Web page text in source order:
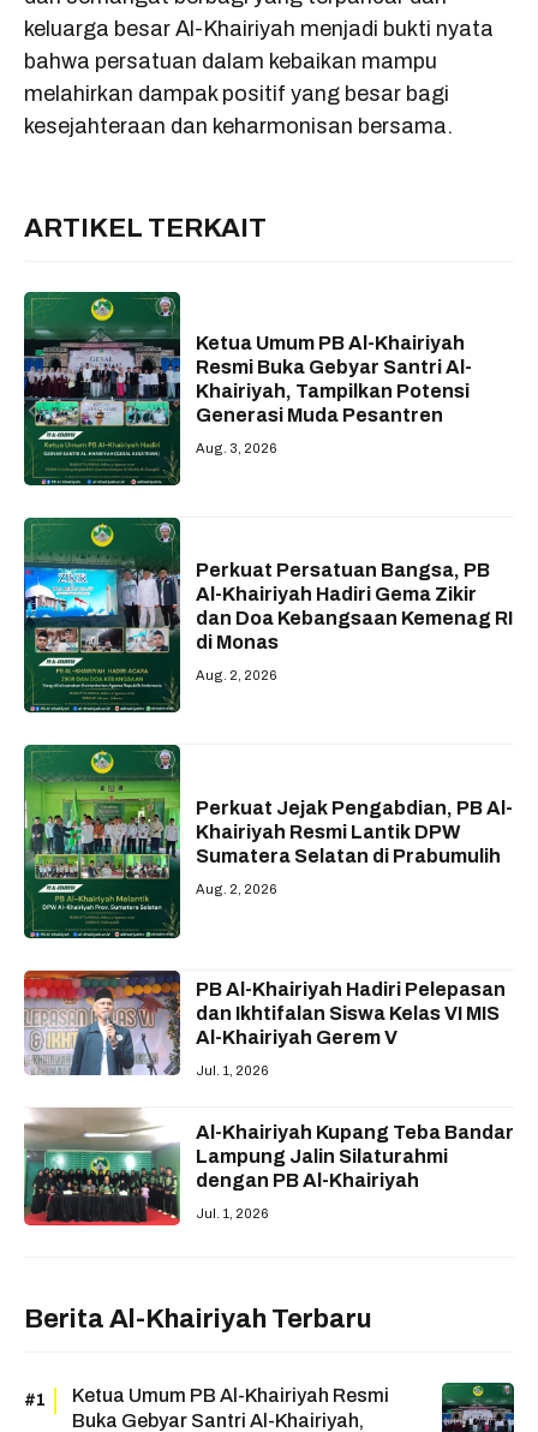
keluarga besar Al-Khairiyah menjadi bukti nyata
bahwa persatuan dalam kebaikan mampu
melahirkan dampak positif yang besar bagi
kesejahteraan dan keharmonisan bersama.
ARTIKEL TERKAIT
Ketua Umum PB Al-Khairiyah
Resmi Buka Gebyar Santri Al-
Khairiyah, Tampilkan Potensi
Generasi Muda Pesantren
Aug. 3, 2026
Perkuat Persatuan Bangsa, PB
Al-Khairiyah Hadiri Gema Zikir
dan Doa Kebangsaan Kemenag RI
di Monas
Aug. 2, 2026
Perkuat Jejak Pengabdian, PB Al-
Khairiyah Resmi Lantik DPW
Sumatera Selatan di Prabumulih
Aug. 2, 2026
PB Al-Khairiyah Hadiri Pelepasan
dan Ikhtifalan Siswa Kelas VI MIS
Al-Khairiyah Gerem V
Jul. 1, 2026
Al-Khairiyah Kupang Teba Bandar
Lampung Jalin Silaturahmi
dengan PB Al-Khairiyah
Jul. 1, 2026
Berita Al-Khairiyah Terbaru
Ketua Umum PB Al-Khairiyah Resmi
Buka Gebyar Santri Al-Khairiyah,